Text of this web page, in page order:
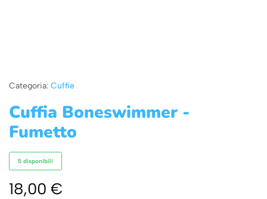
Categoria: Cuffie
Cuffia Boneswimmer -
Fumetto
5 disponibili
18,00 €